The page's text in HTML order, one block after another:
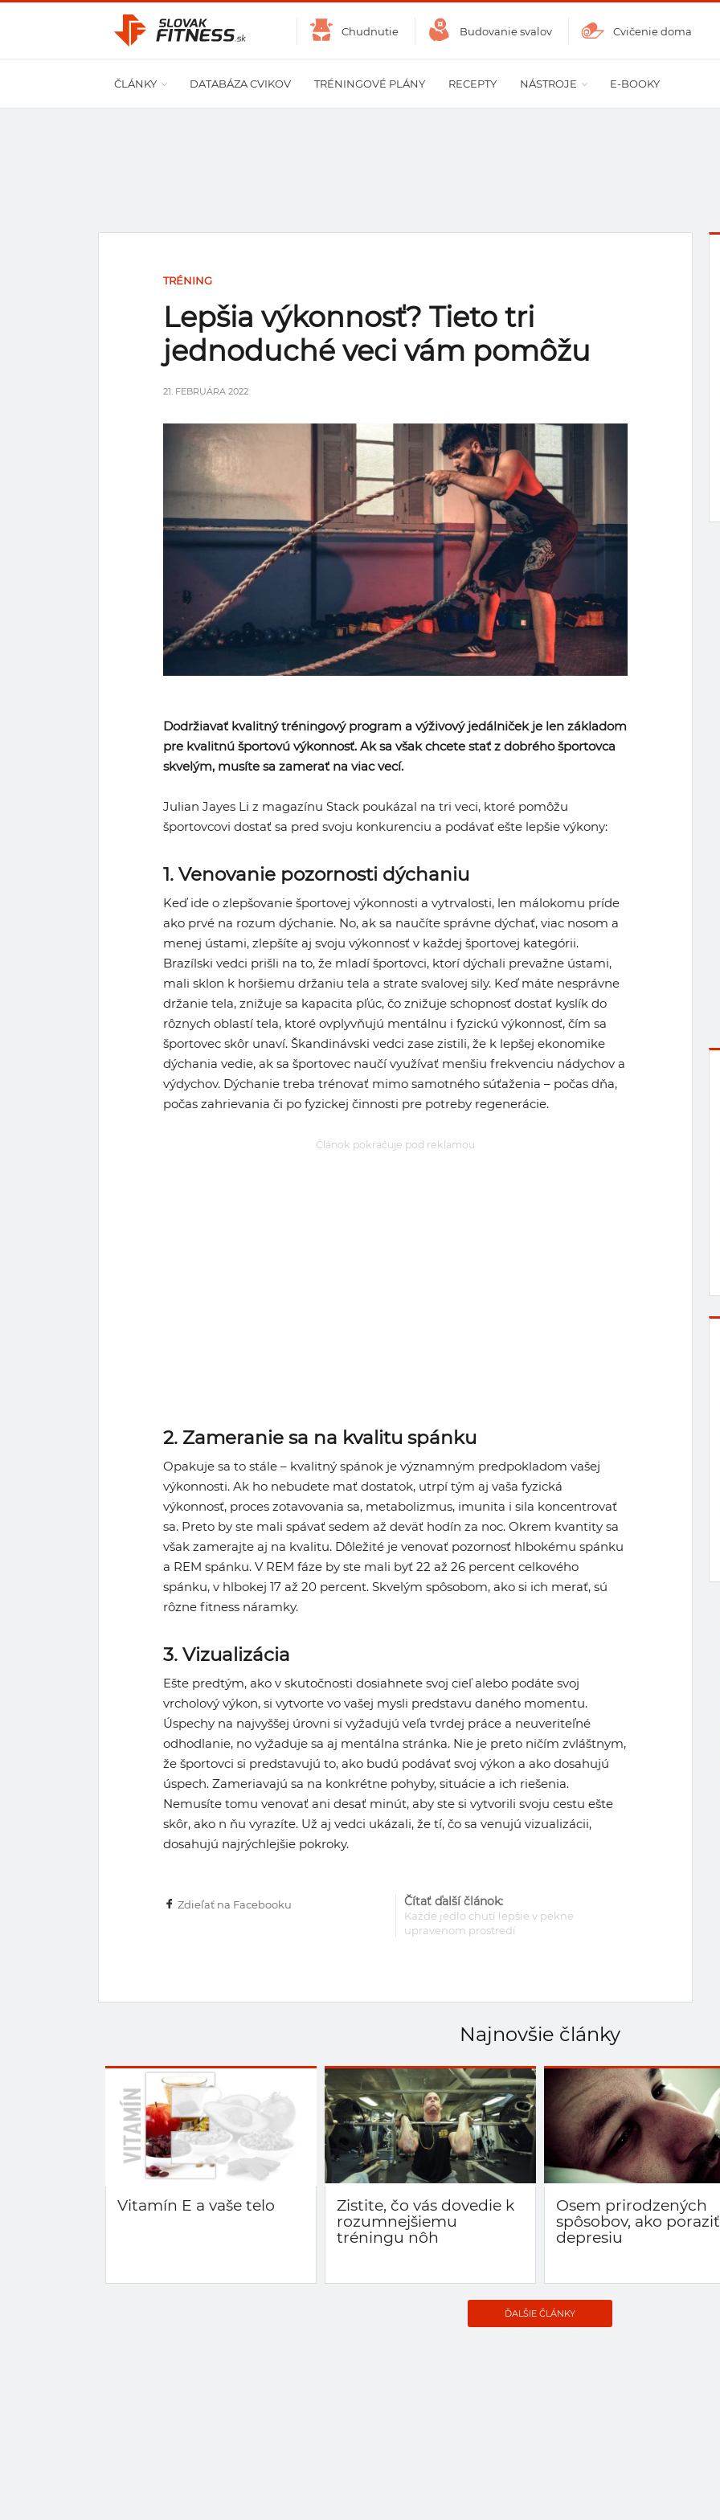
Chudnutie Budovanie svalov Cvičenie doma
ČLÁNKY DATABÁZA CVIKOV TRÉNINGOVÉ PLÁNY RECEPTY NÁSTROJE E-BOOKY
TRÉNING
Lepšia výkonnosť? Tieto tri
jednoduché veci vám pomôžu
21. FEBRUÁRA 2022
Dodržiavať kvalitný tréningový program a výživový jedálniček je len základom
pre kvalitnú športovú výkonnosť. Ak sa však chcete stať z dobrého športovca
skvelým, musíte sa zamerať na viac vecí.
Julian Jayes Li z magazínu Stack poukázal na tri veci, ktoré pomôžu
športovcovi dostať sa pred svoju konkurenciu a podávať ešte lepšie výkony:
1. Venovanie pozornosti dýchaniu
Keď ide o zlepšovanie športovej výkonnosti a vytrvalosti, len málokomu príde
ako prvé na rozum dýchanie. No, ak sa naučíte správne dýchať, viac nosom a
menej ústami, zlepšíte aj svoju výkonnosť v každej športovej kategórii.
Brazílski vedci prišli na to, že mladí športovci, ktorí dýchali prevažne ústami,
mali sklon k horšiemu držaniu tela a strate svalovej sily. Keď máte nesprávne
držanie tela, znižuje sa kapacita pľúc, čo znižuje schopnosť dostať kyslík do
rôznych oblastí tela, ktoré ovplyvňujú mentálnu i fyzickú výkonnosť, čím sa
športovec skôr unaví. Škandinávski vedci zase zistili, že k lepšej ekonomike
dýchania vedie, ak sa športovec naučí využívať menšiu frekvenciu nádychov a
výdychov. Dýchanie treba trénovať mimo samotného súťaženia – počas dňa,
počas zahrievania či po fyzickej činnosti pre potreby regenerácie.
Článok pokračuje pod reklamou
2. Zameranie sa na kvalitu spánku
Opakuje sa to stále – kvalitný spánok je významným predpokladom vašej
výkonnosti. Ak ho nebudete mať dostatok, utrpí tým aj vaša fyzická
výkonnosť, proces zotavovania sa, metabolizmus, imunita i sila koncentrovať
sa. Preto by ste mali spávať sedem až deväť hodín za noc. Okrem kvantity sa
však zamerajte aj na kvalitu. Dôležité je venovať pozornosť hlbokému spánku
a REM spánku. V REM fáze by ste mali byť 22 až 26 percent celkového
spánku, v hlbokej 17 až 20 percent. Skvelým spôsobom, ako si ich merať, sú
rôzne fitness náramky.
3. Vizualizácia
Ešte predtým, ako v skutočnosti dosiahnete svoj cieľ alebo podáte svoj
vrcholový výkon, si vytvorte vo vašej mysli predstavu daného momentu.
Úspechy na najvyššej úrovni si vyžadujú veľa tvrdej práce a neuveriteľné
odhodlanie, no vyžaduje sa aj mentálna stránka. Nie je preto ničím zvláštnym,
že športovci si predstavujú to, ako budú podávať svoj výkon a ako dosahujú
úspech. Zameriavajú sa na konkrétne pohyby, situácie a ich riešenia.
Nemusíte tomu venovať ani desať minút, aby ste si vytvorili svoju cestu ešte
skôr, ako n ňu vyrazíte. Už aj vedci ukázali, že tí, čo sa venujú vizualizácii,
dosahujú najrýchlejšie pokroky.
Čítať ďalší článok:
Každé jedlo chutí lepšie v pekne
upravenom prostredí
Zdieľať na Facebooku
Najnovšie články
Vitamín E a vaše telo
Zistite, čo vás dovedie k
rozumnejšiemu
tréningu nôh
Osem prirodzených
spôsobov, ako poraziť
depresiu
ĎALŠIE ČLÁNKY